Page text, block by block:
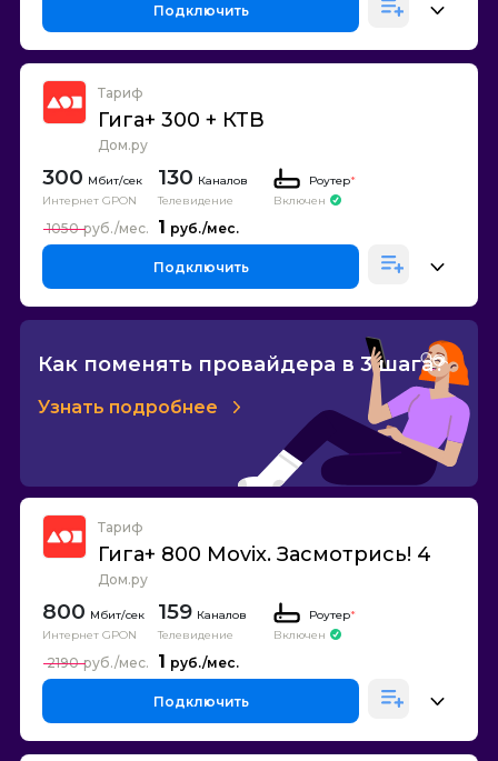
Подключить
Тариф
Гига+ 300 + КТВ
Дом.ру
300
Интернет GPON
130 Каналов
Телевидение
Роутер*
Включен
1
1050
Подключить
Как поменять провайдера в 3 шага?
Узнать подробнее
Тариф
Гига+ 800 Movix. Засмотрись! 4
Дом.ру
800
Интернет GPON
159 Каналов
Телевидение
Роутер*
Включен
1
2190
Подключить